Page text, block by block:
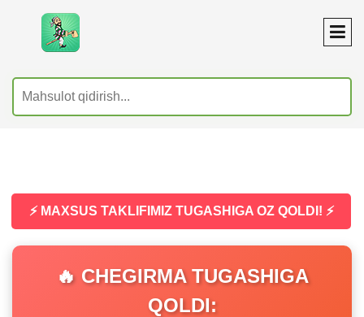
⚡ MAXSUS TAKLIFIMIZ TUGASHIGA OZ QOLDI! ⚡
🔥 CHEGIRMA TUGASHIGA
QOLDI: